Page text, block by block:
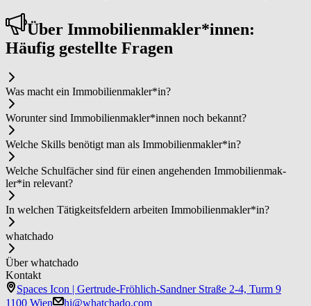
Über Im­mo­bi­li­en­mak­ler*in­nen:
Häufig gestellte Fragen
Was macht ein Im­mo­bi­li­en­mak­ler*in?
Worunter sind Im­mo­bi­li­en­mak­ler*in­nen noch bekannt?
Welche Skills benötigt man als Im­mo­bi­li­en­mak­ler*in?
Welche Schulfächer sind für einen angehenden Im­mo­bi­li­en­mak­
ler*in relevant?
In welchen Tätigkeitsfeldern arbeiten Im­mo­bi­li­en­mak­ler*in?
whatchado
Über whatchado
Kontakt
Spaces Icon | Gertrude-Fröhlich-Sandner Straße 2-4, Turm 9
1100 Wien
hi@whatchado.com